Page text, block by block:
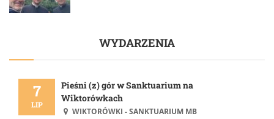
WYDARZENIA
7
LIP
Pieśni (z) gór w Sanktuarium na
Wiktorówkach
WIKTORÓWKI - SANKTUARIUM MB